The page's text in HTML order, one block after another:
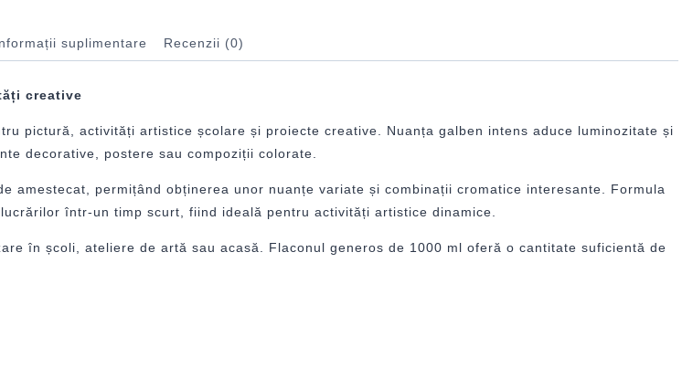
suplimentare Recenzii (0)
creative
pictură, activități artistice școlare și proiecte creative. Nuanța galben intens aduce luminozitate și
decorative, postere sau compoziții colorate.
amestecat, permițând obținerea unor nuanțe variate și combinații cromatice interesante. Formula
într-un timp scurt, fiind ideală pentru activități artistice dinamice.
în școli, ateliere de artă sau acasă. Flaconul generos de 1000 ml oferă o cantitate suficientă de